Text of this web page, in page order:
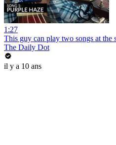
1:27
This guy can play two songs at the
The Daily Dot
il y a 10 ans